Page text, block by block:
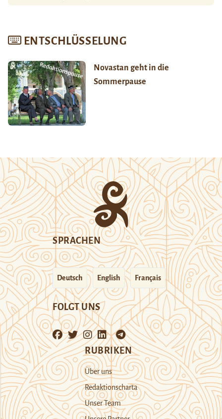
ENTSCHLÜSSELUNG
Novastan geht in die
Sommerpause
SPRACHEN
Deutsch English Français
FOLGT UNS
RUBRIKEN
Über uns
Redaktionscharta
Unser Team